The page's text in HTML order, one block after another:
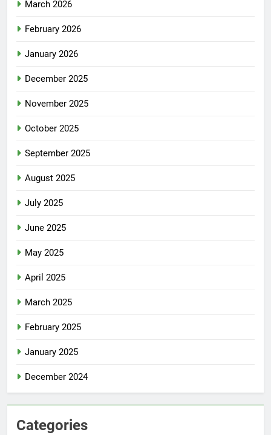
March 2026
February 2026
January 2026
December 2025
November 2025
October 2025
September 2025
August 2025
July 2025
June 2025
May 2025
April 2025
March 2025
February 2025
January 2025
December 2024
Categories